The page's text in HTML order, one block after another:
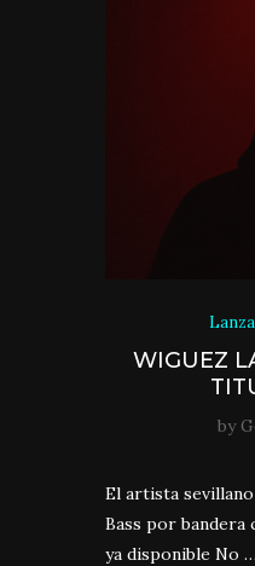
WIGUEZ
by
El artista
Bass por bandera
ya disponible No …